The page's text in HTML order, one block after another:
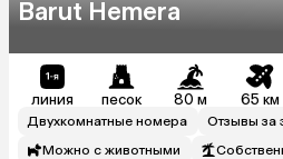
Barut Hemera
линия песок 80 м 65 км
Двухкомнатные номера
Отзывы за
Можно с животными